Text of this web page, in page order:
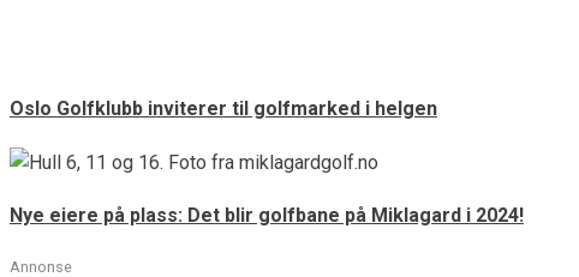
Oslo Golfklubb inviterer til golfmarked i helgen
Nye eiere på plass: Det blir golfbane på Miklagard i 2024!
Annonse